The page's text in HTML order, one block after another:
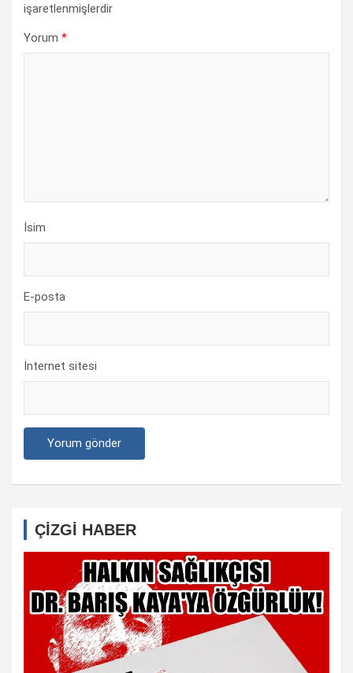
işaretlenmişlerdir
Yorum *
İsim
E-posta
İnternet sitesi
ÇİZGİ HABER